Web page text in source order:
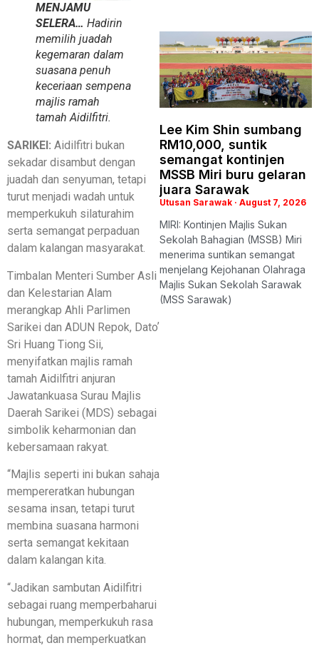
MENJAMU
SELERA… Hadirin
memilih juadah
kegemaran dalam
suasana penuh
keceriaan sempena
majlis ramah
tamah Aidilfitri.
SARIKEI: Aidilfitri bukan
sekadar disambut dengan
juadah dan senyuman, tetapi
turut menjadi wadah untuk
memperkukuh silaturahim
serta semangat perpaduan
dalam kalangan masyarakat.
Timbalan Menteri Sumber Asli
dan Kelestarian Alam
merangkap Ahli Parlimen
Sarikei dan ADUN Repok, Datoʼ
Sri Huang Tiong Sii,
menyifatkan majlis ramah
tamah Aidilfitri anjuran
Jawatankuasa Surau Majlis
Daerah Sarikei (MDS) sebagai
simbolik keharmonian dan
kebersamaan rakyat.
“Majlis seperti ini bukan sahaja
mempereratkan hubungan
sesama insan, tetapi turut
membina suasana harmoni
serta semangat kekitaan
dalam kalangan kita.
“Jadikan sambutan Aidilfitri
sebagai ruang memperbaharui
hubungan, memperkukuh rasa
hormat, dan memperkuatkan
Lee Kim Shin sumbang
RM10,000, suntik
semangat kontinjen
MSSB Miri buru gelaran
juara Sarawak
Utusan Sarawak August 7, 2026
MIRI: Kontinjen Majlis Sukan
Sekolah Bahagian (MSSB) Miri
menerima suntikan semangat
menjelang Kejohanan Olahraga
Majlis Sukan Sekolah Sarawak
(MSS Sarawak)